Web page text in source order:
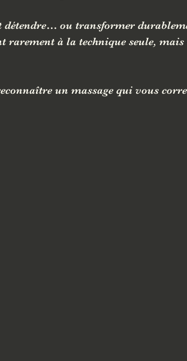
détendre… ou transformer
rarement à la technique seule, mais
un massage qui vous